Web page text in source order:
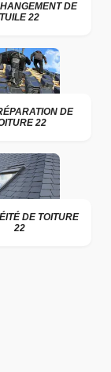
DE
TUILE 22
DE
22
DE TOITURE
22